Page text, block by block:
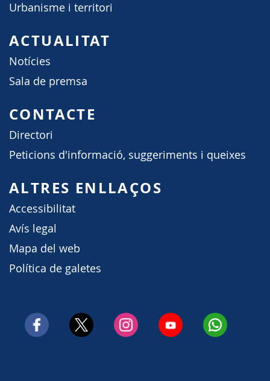
Urbanisme i territori
ACTUALITAT
Notícies
Sala de premsa
CONTACTE
Directori
Peticions d'informació, suggeriments i queixes
ALTRES ENLLAÇOS
Accessibilitat
Avís legal
Mapa del web
Política de galetes